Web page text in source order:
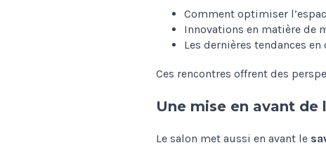
Comment optimiser
Innovations en matière de
Les dernières tendances
Ces rencontres offrent des
Une mise en avant de
Le salon met aussi en avant le